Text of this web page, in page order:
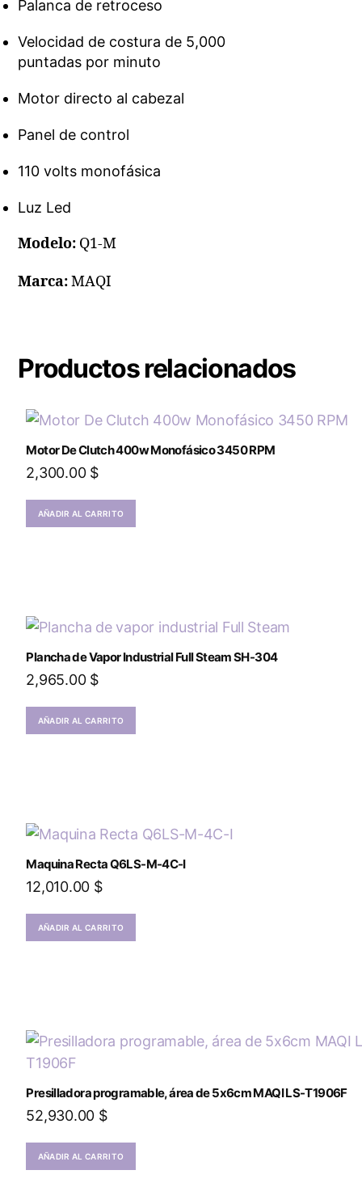
Palanca de retroceso
Velocidad de costura de 5,000
puntadas por minuto
Motor directo al cabezal
Panel de control
110 volts monofásica
Luz Led
Modelo: Q1-M
Marca:MAQI
Productos relacionados
Motor De Clutch 400w Monofásico 3450 RPM
2,300.00 $
AÑADIR AL CARRITO
Plancha de Vapor Industrial Full Steam SH-304
2,965.00 $
AÑADIR AL CARRITO
Maquina Recta Q6LS-M-4C-I
12,010.00 $
AÑADIR AL CARRITO
Presilladora programable, área de 5x6cm MAQI LS-T1906F
52,930.00 $
AÑADIR AL CARRITO